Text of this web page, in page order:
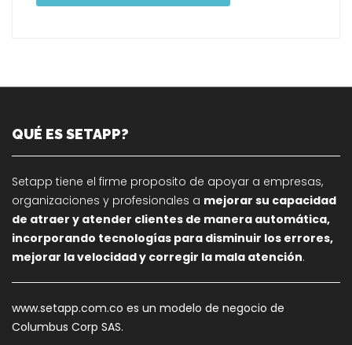
QUÉ ES SETAPP?
Setapp tiene el firme proposito de apoyar a empresas,
organizaciones y profesionales a mejorar su capacidad
de atraer y atender clientes de manera automática,
incorporando tecnologías para disminuir los errores,
mejorar la velocidad y corregir la mala atención.
www.setapp.com.co es un modelo de negocio de
Columbus Corp SAS.